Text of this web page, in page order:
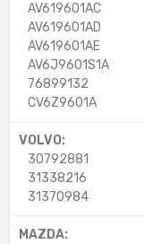
AV619601AC
AV619601AD
AV619601AE
AV6J9601S1A
76899132
CV6Z9601A
VOLVO:
30792881
31338216
31370984
MAZDA: